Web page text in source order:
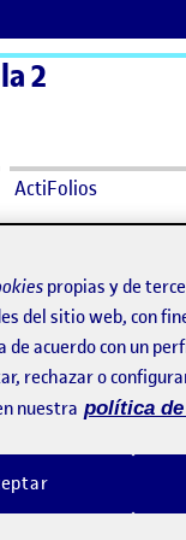
2
ActiFolios
y acción
por
Martorell García
Fecha de publicación
10 May 2026 -
y hacer algunos
de que normalmente
los sonidos de forma
propias y de
del sitio web, con
de acuerdo con un
rechazar o
nuestra política